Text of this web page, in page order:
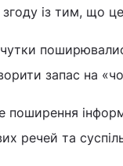
із тим, що
запас на
речей та